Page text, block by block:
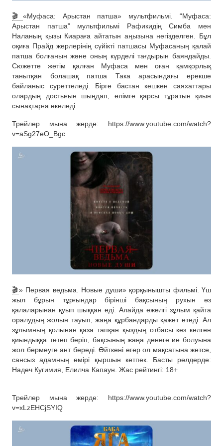
🎬 «Муфаса: Арыстан патша» мультфильмі. “Муфаса:
Арыстан патша” мультфильмі Рафикидің Симба мен
Наланың қызы Киараға айтатын аңызына негізделген. Бұл
оқиға Прайд жерлерінің сүйікті патшасы Муфасаның қалай
патша болғанын және оның күрделі тағдырын баяндайды.
Сюжетте жетім қалған Муфаса мен оған қамқорлық
танытқан болашақ патша Така арасындағы ерекше
байланыс суреттеледі. Бірге бастан кешкен саяхаттары
олардың достығын шыңдап, өлімге қарсы тұратын қиын
сынақтарға әкеледі.
Трейлер мына жерде: https://www.youtube.com/watch?
v=aSg27eO_Bgc
🎬» Первая ведьма. Новые души» қорқынышты фильмі. Үш
жыл бұрын тұрғындар бірінші бақсының рухын өз
қалаларынан қуып шыққан еді. Алайда ежелгі зұлым қайта
оралудың жолын тауып, жаңа құрбандарды қажет етеді. Ал
зұлымның қолынан қаза тапқан қыздың отбасы кез келген
қиындыққа төтеп беріп, бақсының жаңа денеге ие болуына
жол бермеуге ант береді. Өйткені егер ол мақсатына жетсе,
сансыз адамның өмірі қыршын кетпек. Басты рөлдерде:
Надеч Кугимия, Елилча Капаун. Жас рейтингі: 18+
Трейлер мына жерде: https://www.youtube.com/watch?
v=xLzEHCjSYIQ